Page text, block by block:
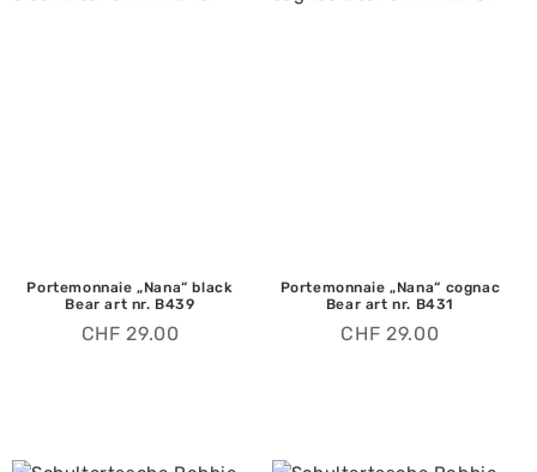
Portemonnaie „Nana“ black
Bear art nr. B439
CHF 29.00
Portemonnaie „Nana“ cognac
Bear art nr. B431
CHF 29.00